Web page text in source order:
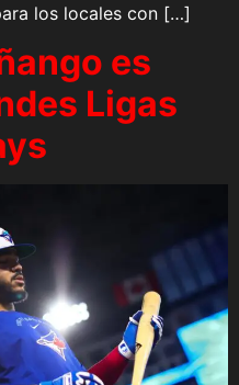
los locales con […]
es
Ligas